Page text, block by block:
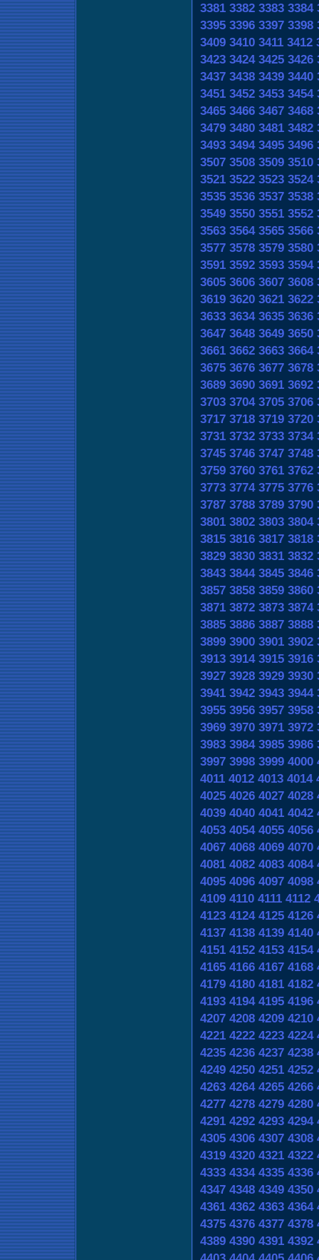
3381 3382 3383 3384
3395 3396 3397 3398
3409 3410 3411 3412
3423 3424 3425 3426
3437 3438 3439 3440
3451 3452 3453 3454
3465 3466 3467 3468
3479 3480 3481 3482
3493 3494 3495 3496
3507 3508 3509 3510
3521 3522 3523 3524
3535 3536 3537 3538
3549 3550 3551 3552
3563 3564 3565 3566
3577 3578 3579 3580
3591 3592 3593 3594
3605 3606 3607 3608
3619 3620 3621 3622
3633 3634 3635 3636
3647 3648 3649 3650
3661 3662 3663 3664
3675 3676 3677 3678
3689 3690 3691 3692
3703 3704 3705 3706
3717 3718 3719 3720
3731 3732 3733 3734
3745 3746 3747 3748
3759 3760 3761 3762
3773 3774 3775 3776
3787 3788 3789 3790
3801 3802 3803 3804
3815 3816 3817 3818
3829 3830 3831 3832
3843 3844 3845 3846
3857 3858 3859 3860
3871 3872 3873 3874
3885 3886 3887 3888
3899 3900 3901 3902
3913 3914 3915 3916
3927 3928 3929 3930
3941 3942 3943 3944
3955 3956 3957 3958
3969 3970 3971 3972
3983 3984 3985 3986
3997 3998 3999 4000
4011 4012 4013 4014
4025 4026 4027 4028
4039 4040 4041 4042
4053 4054 4055 4056
4067 4068 4069 4070
4081 4082 4083 4084
4095 4096 4097 4098
4109 4110 4111 4112
4123 4124 4125 4126
4137 4138 4139 4140
4151 4152 4153 4154
4165 4166 4167 4168
4179 4180 4181 4182
4193 4194 4195 4196
4207 4208 4209 4210
4221 4222 4223 4224
4235 4236 4237 4238
4249 4250 4251 4252
4263 4264 4265 4266
4277 4278 4279 4280
4291 4292 4293 4294
4305 4306 4307 4308
4319 4320 4321 4322
4333 4334 4335 4336
4347 4348 4349 4350
4361 4362 4363 4364
4375 4376 4377 4378
4389 4390 4391 4392